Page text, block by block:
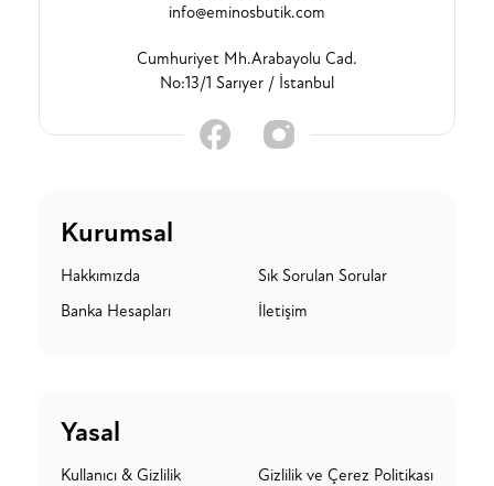
info@eminosbutik.com
Cumhuriyet Mh.Arabayolu Cad.
No:13/1 Sarıyer / İstanbul
Kurumsal
Hakkımızda
Sık Sorulan Sorular
Banka Hesapları
İletişim
Yasal
Kullanıcı & Gizlilik Gizlilik ve Çerez Politikası